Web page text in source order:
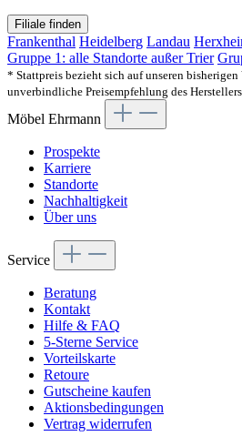
Filiale finden
Frankenthal Heidelberg Landau
Gruppe 1: alle Standorte außer Trier
* Stattpreis bezieht sich auf unseren bisherigen
unverbindliche Preisempfehlung des
Möbel Ehrmann
Prospekte
Karriere
Standorte
Nachhaltigkeit
Über uns
Service
Beratung
Kontakt
Hilfe & FAQ
5-Sterne Service
Vorteilskarte
Retoure
Gutscheine kaufen
Aktionsbedingungen
Vertrag widerrufen